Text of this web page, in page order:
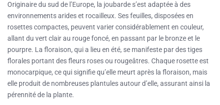
Originaire du sud de l’Europe, la joubarde s’est adaptée à des
environnements arides et rocailleux. Ses feuilles, disposées en
rosettes compactes, peuvent varier considérablement en couleur,
allant du vert clair au rouge foncé, en passant par le bronze et le
pourpre. La floraison, qui a lieu en été, se manifeste par des tiges
florales portant des fleurs roses ou rougeâtres. Chaque rosette est
monocarpique, ce qui signifie qu’elle meurt après la floraison, mais
elle produit de nombreuses plantules autour d’elle, assurant ainsi la
pérennité de la plante.